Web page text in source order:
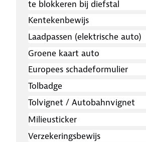
te blokkeren bij diefstal
Kentekenbewijs
Laadpassen (elektrische auto)
Groene kaart auto
Europees schadeformulier
Tolbadge
Tolvignet / Autobahnvignet
Milieusticker
Verzekeringsbewijs